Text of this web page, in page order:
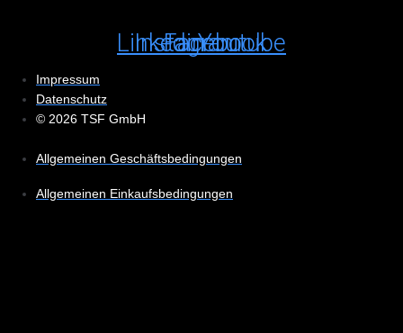
Linkedin
Instagram
Facebook
Youtube
Impressum
Datenschutz
© 2026 TSF GmbH
Allgemeinen Geschäftsbedingungen
Allgemeinen Einkaufsbedingungen